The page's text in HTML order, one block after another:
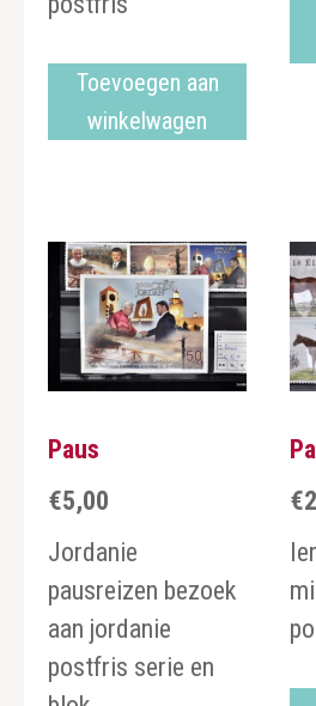
Toevoegen aan
winkelwagen
Paus
€5,00
Jordanie
pausreizen bezoek
aan jordanie
postfris serie en
€